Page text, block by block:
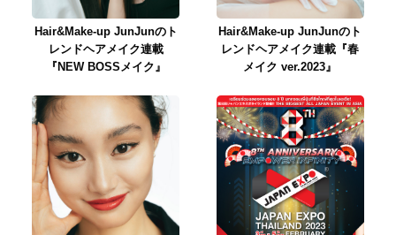
Hair&Make-up JunJunのト
レンドヘアメイク連載
『NEW BOSSメイク』
Hair&Make-up JunJunのト
レンドヘアメイク連載『春
メイク ver.2023』